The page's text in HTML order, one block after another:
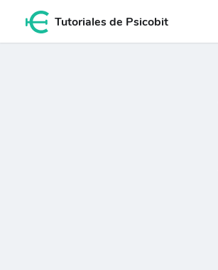
Tutoriales de Psicobit